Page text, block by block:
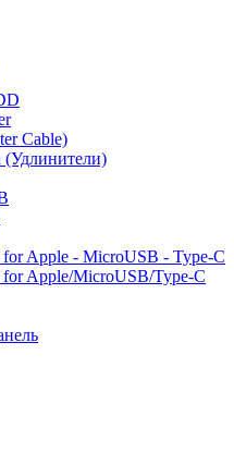
Cable)
(Удлинители)
Apple - MicroUSB - Type-C
Apple/MicroUSB/Type-C